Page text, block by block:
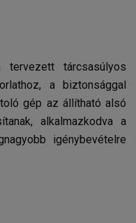
tárcsasúlyos
a biztonsággal
gép az állítható alsó
alkalmazkodva a
igénybevételre